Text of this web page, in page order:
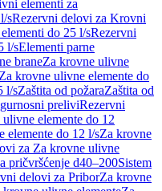
elementi za
sRezervni delovi za Krovni
do 25 l/sRezervni
l/sElementi parne
braneZa krovne ulivne
krovne ulivne elemente do
l/sZaštita od požaraZaštita od
preliviRezervni
elemente do 12
elemente do 12 l/sZa krovne
za Za krovne ulivne
pričvršćenje d40–200Sistem
delovi za PriborZa krovne